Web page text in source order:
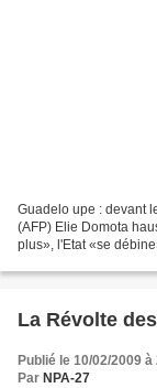
Guadelo upe : devant
(AFP) Elie Domota
plus», l'Etat «se
La Révolte
Publié le 10/02/2009 à
Par NPA-27